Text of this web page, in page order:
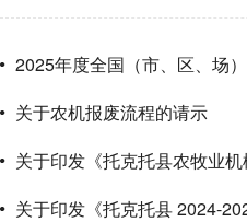
2025年度全国（市、区、场
关于农机报废流程的请示
关于印发《托克托县农牧业
关于印发《托克托县 2024-